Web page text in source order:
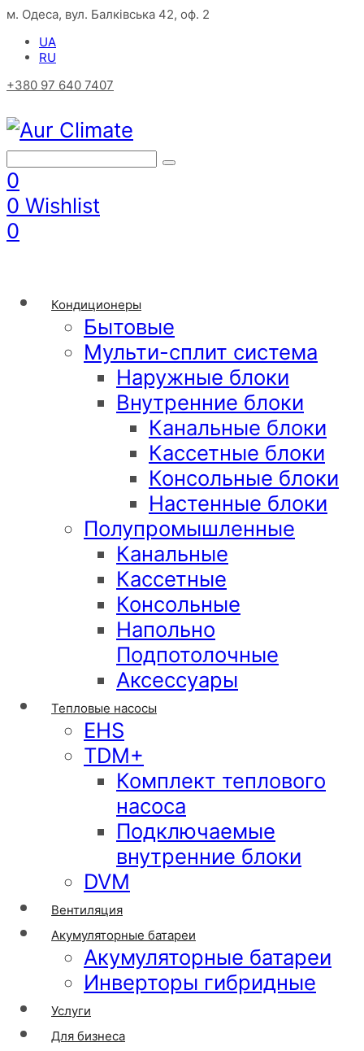
м. Одеса, вул. Балківська 42, оф. 2
UA
RU
+380 97 640 7407
0
0 Wishlist
0
Кондиционеры
Бытовые
Мульти-сплит система
Наружные блоки
Внутренние блоки
Канальные блоки
Кассетные блоки
Консольные блоки
Настенные блоки
Полупромышленные
Канальные
Кассетные
Консольные
Напольно
Подпотолочные
Аксессуары
Тепловые насосы
EHS
TDM+
Комплект теплового
насоса
Подключаемые
внутренние блоки
DVM
Вентиляция
Акумуляторные батареи
Акумуляторные батареи
Инверторы гибридные
Услуги
Для бизнеса